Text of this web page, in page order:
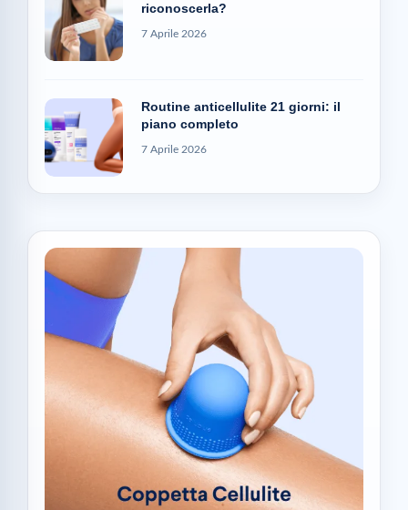
riconoscerla?
7 Aprile 2026
Routine anticellulite 21 giorni: il
piano completo
7 Aprile 2026